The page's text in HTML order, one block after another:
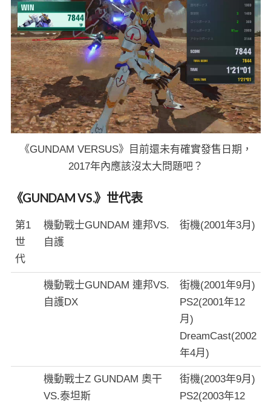
《GUNDAM VERSUS》目前還未有確實發售日期，
2017年內應該沒太大問題吧？
《GUNDAM VS.》世代表
第1
世
代
機動戰士GUNDAM 連邦VS.
自護
街機(2001年3月)
機動戰士GUNDAM 連邦VS.
自護DX
街機(2001年9月)
PS2(2001年12
月)
DreamCast(2002
年4月)
機動戰士Z GUNDAM 奧干
VS.泰坦斯
街機(2003年9月)
PS2(2003年12